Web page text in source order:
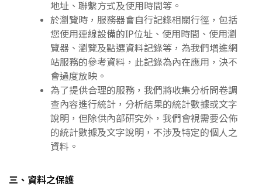
地址、聯繫方式及使用時間等。
於瀏覽時，服務器會自行記錄相關行徑，包括
您使用連線設備的IP位址、使用時間、使用瀏
覽器、瀏覽及點選資料記錄等，為我們增進網
站服務的參考資料，此記錄為內在應用，決不
會過度放映。
為了提供合理的服務，我們將收集分析問卷調
查內容進行統計，分析結果的統計數據或文字
說明，但除供內部研究外，我們會視需要公佈
的統計數據及文字說明，不涉及特定的個人之
資料。
三、資料之保護